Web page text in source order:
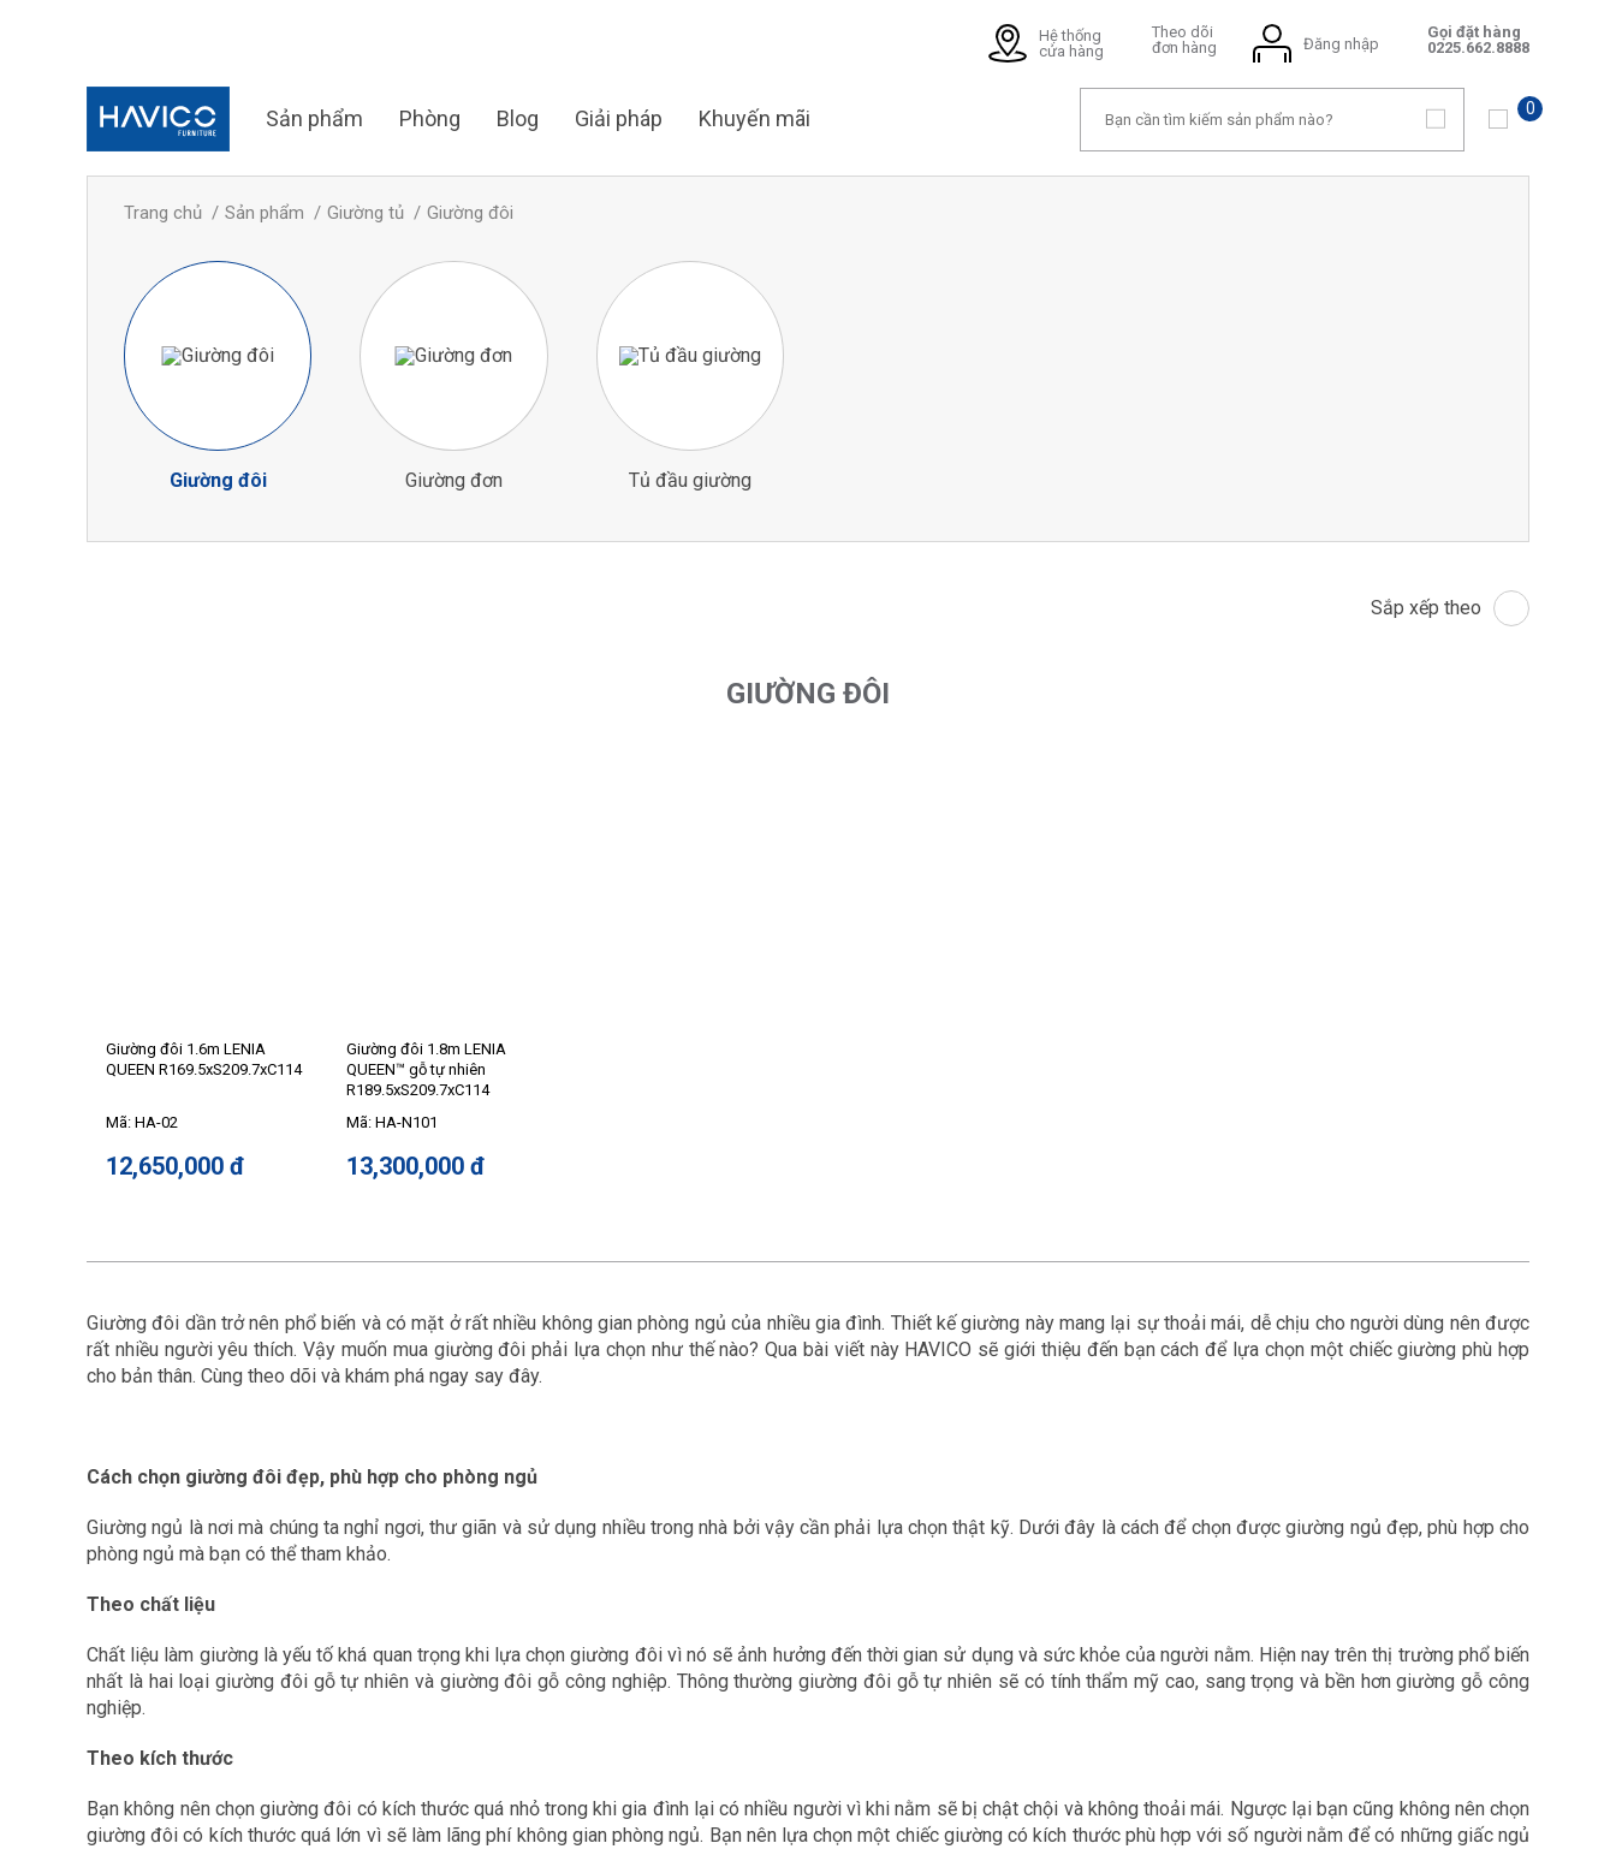
Hệ thống
cửa hàng
Theo dõi
đơn hàng
Đăng nhập
Gọi đặt hàng
0225.662.8888
Sản phẩm Phòng Blog Giải pháp Khuyến mãi 0
Trang chủ Sản phẩm Giường tủ Giường đôi
Giường đôi Giường đơn Tủ đầu giường
Sắp xếp theo
GIƯỜNG ĐÔI
Giường đôi 1.6m LENIA
QUEEN R169.5xS209.7xC114
Mã: HA-02
12,650,000 đ
Giường đôi 1.8m LENIA
QUEEN™ gỗ tự nhiên
R189.5xS209.7xC114
Mã: HA-N101
13,300,000 đ
Giường đôi dần trở nên phổ biến và có mặt ở rất nhiều không gian phòng ngủ của nhiều gia đình. Thiết kế giường này mang lại sự thoải mái, dễ chịu cho người dùng nên được
rất nhiều người yêu thích. Vậy muốn mua giường đôi phải lựa chọn như thế nào? Qua bài viết này HAVICO sẽ giới thiệu đến bạn cách để lựa chọn một chiếc giường phù hợp
cho bản thân. Cùng theo dõi và khám phá ngay say đây.
Cách chọn giường đôi đẹp, phù hợp cho phòng ngủ
Giường ngủ là nơi mà chúng ta nghỉ ngơi, thư giãn và sử dụng nhiều trong nhà bởi vậy cần phải lựa chọn thật kỹ. Dưới đây là cách để chọn được giường ngủ đẹp, phù hợp cho
phòng ngủ mà bạn có thể tham khảo.
Theo chất liệu
Chất liệu làm giường là yếu tố khá quan trọng khi lựa chọn giường đôi vì nó sẽ ảnh hưởng đến thời gian sử dụng và sức khỏe của người nằm. Hiện nay trên thị trường phổ biến
nhất là hai loại giường đôi gỗ tự nhiên và giường đôi gỗ công nghiệp. Thông thường giường đôi gỗ tự nhiên sẽ có tính thẩm mỹ cao, sang trọng và bền hơn giường gỗ công
nghiệp.
Theo kích thước
Bạn không nên chọn giường đôi có kích thước quá nhỏ trong khi gia đình lại có nhiều người vì khi nằm sẽ bị chật chội và không thoải mái. Ngược lại bạn cũng không nên chọn
giường đôi có kích thước quá lớn vì sẽ làm lãng phí không gian phòng ngủ. Bạn nên lựa chọn một chiếc giường có kích thước phù hợp với số người nằm để có những giấc ngủ